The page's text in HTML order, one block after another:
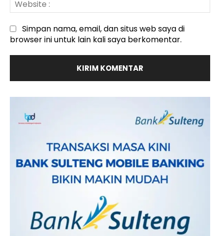
:
Simpan nama, email, dan situs web saya di
browser ini untuk lain kali saya berkomentar.